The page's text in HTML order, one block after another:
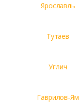
Ярославль
Тутаев
Углич
Гаврилов-Ям